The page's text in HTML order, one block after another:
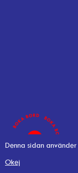
Denna sidan
Okej